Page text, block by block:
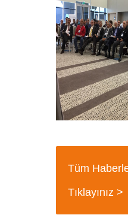
Tüm
Tıklayınız >